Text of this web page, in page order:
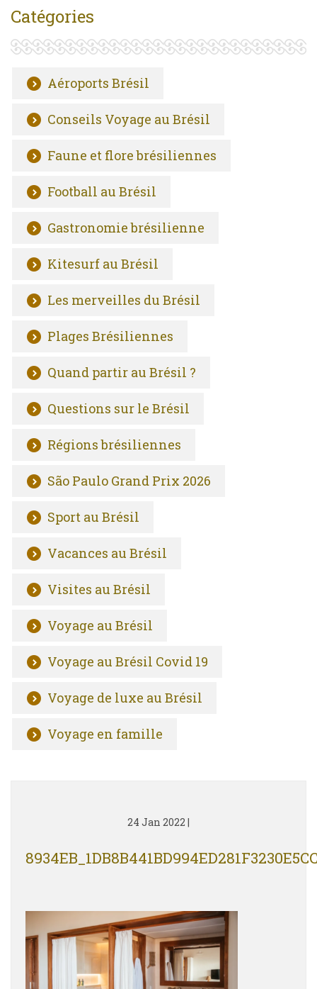
Catégories
Aéroports Brésil
Conseils Voyage au Brésil
Faune et flore brésiliennes
Football au Brésil
Gastronomie brésilienne
Kitesurf au Brésil
Les merveilles du Brésil
Plages Brésiliennes
Quand partir au Brésil ?
Questions sur le Brésil
Régions brésiliennes
São Paulo Grand Prix 2026
Sport au Brésil
Vacances au Brésil
Visites au Brésil
Voyage au Brésil
Voyage au Brésil Covid 19
Voyage de luxe au Brésil
Voyage en famille
24 Jan 2022 |